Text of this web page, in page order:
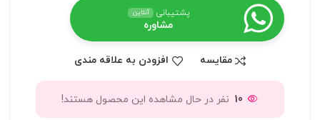
پشتیبانی آنلاین
مشاوره
مقایسه افزودن به علاقه مندی
10 نفر در حال مشاهده این محصول هستند!